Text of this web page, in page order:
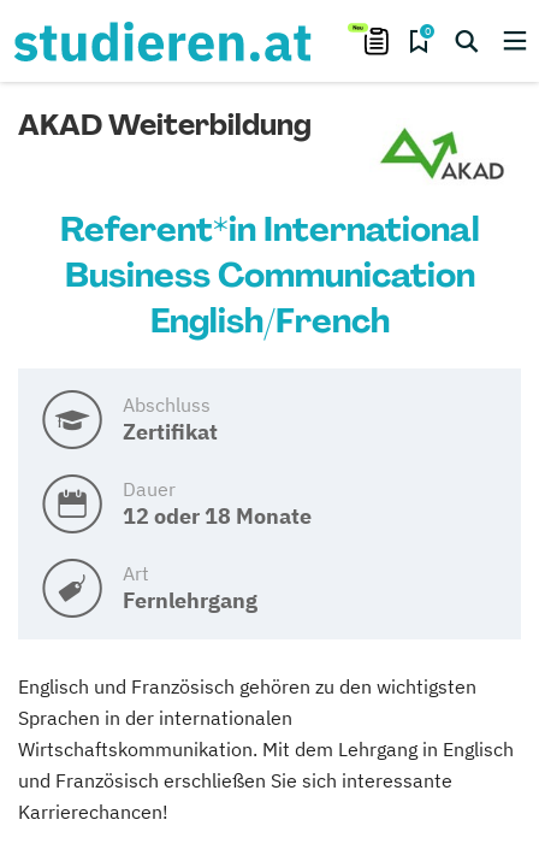
0
AKAD Weiterbildung
Referent*in International
Business Communication
English/French
Abschluss
Zertifikat
Dauer
12 oder 18 Monate
Art
Fernlehrgang
Englisch und Französisch gehören zu den wichtigsten
Sprachen in der internationalen
Wirtschaftskommunikation. Mit dem Lehrgang in Englisch
und Französisch erschließen Sie sich interessante
Karrierechancen!